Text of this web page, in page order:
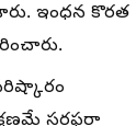
ఇంధన కొరత